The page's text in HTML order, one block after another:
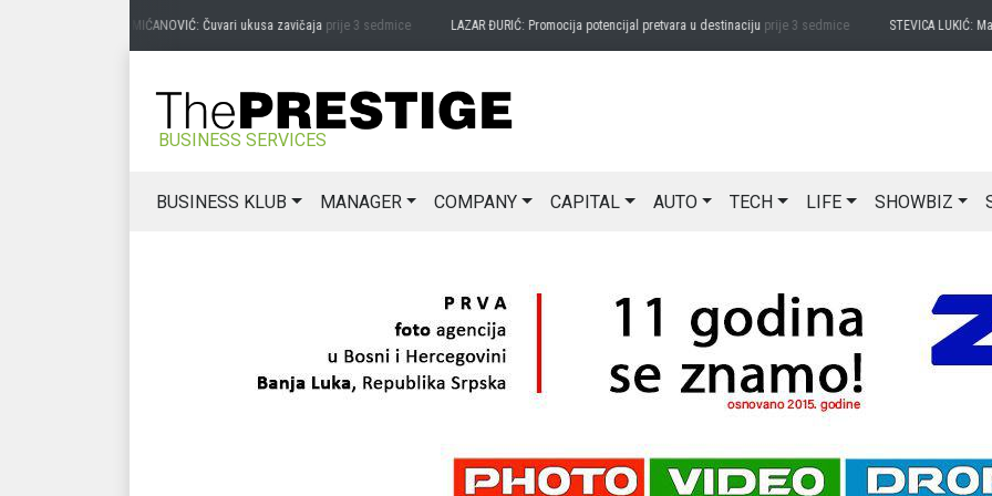
PREDRAG MIĆANOVIĆ: Čuvari ukusa zavičajaprije 3 sedmice LAZAR ĐURIĆ: Promocija potencijal pretvara u destinacijuprije 3 sedmice STEVICA LUKIĆ:
BUSINESS SERVICES
BUSINESS KLUB MANAGER COMPANY CAPITAL AUTO TECH LIFE SHOWBIZ